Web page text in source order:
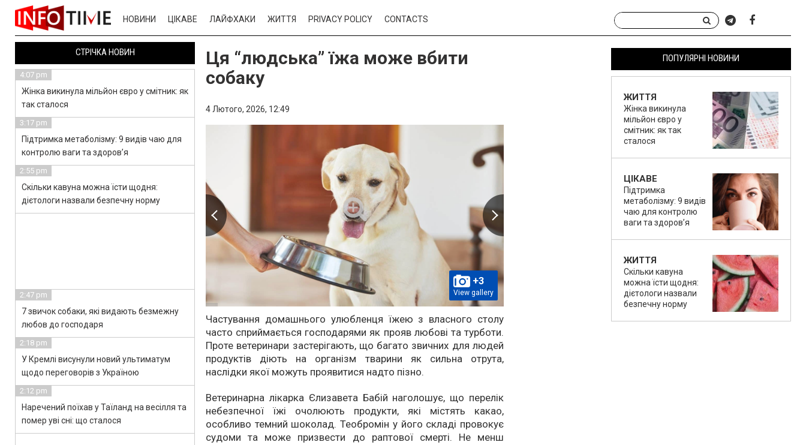
НОВИНИ ЦІКАВЕ ЛАЙФХАКИ ЖИТТЯ PRIVACY POLICY CONTACTS
Ця “людська” їжа може вбити
собаку
4 Лютого, 2026, 12:49
+3
View gallery
Частування домашнього улюбленця їжею з власного столу
часто сприймається господарями як прояв любові та турботи.
Проте ветеринари застерігають, що багато звичних для людей
продуктів діють на організм тварини як сильна отрута,
наслідки якої можуть проявитися надто пізно.
Ветеринарна лікарка Єлизавета Бабій наголошує, що перелік
небезпечної їжі очолюють продукти, які містять какао,
особливо темний шоколад. Теобромін у його складі провокує
судоми та може призвести до раптової смерті. Не менш
ПОПУЛЯРНІ НОВИНИ
ЖИТТЯ
Жінка викинула
мільйон євро у
смітник: як так
сталося
ЦІКАВЕ
Підтримка
метаболізму: 9 видів
чаю для контролю
ваги та здоров’я
ЖИТТЯ
Скільки кавуна
можна їсти щодня:
дієтологи назвали
безпечну норму
СТРІЧКА НОВИН
4:07 pm
Жінка викинула мільйон євро у смітник: як
так сталося
3:17 pm
Підтримка метаболізму: 9 видів чаю для
контролю ваги та здоров’я
2:55 pm
Скільки кавуна можна їсти щодня:
дієтологи назвали безпечну норму
2:47 pm
7 звичок собаки, які видають безмежну
любов до господаря
2:18 pm
У Кремлі висунули новий ультиматум
щодо переговорів з Україною
2:12 pm
Наречений поїхав у Таїланд на весілля та
помер уві сні: що сталося